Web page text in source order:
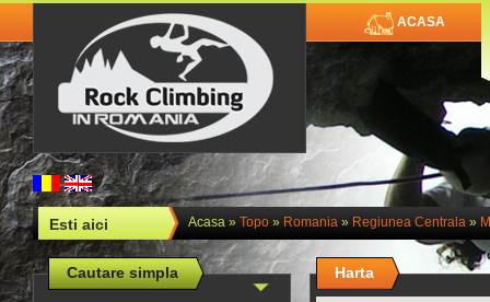
ACASA
Esti aici Acasa» Topo» Romania» Regiunea Centrala»
Cautare simpla Harta